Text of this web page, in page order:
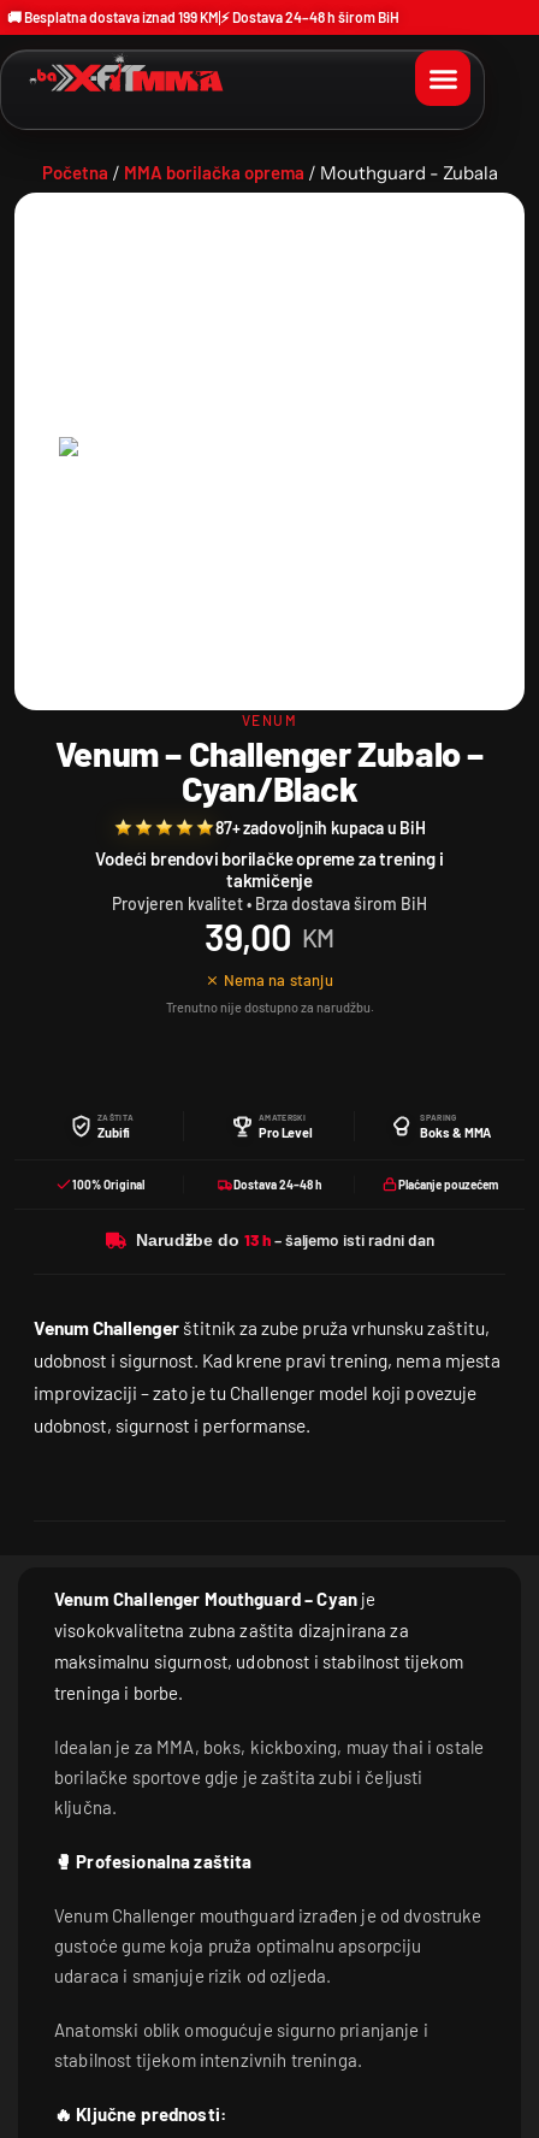
🚚 Besplatna dostava iznad 199 KM ⚡ Dostava 24–48 h širom BiH
VENUM
Venum – Challenger Zubalo –
Cyan/Black
87+ zadovoljnih kupaca u BiH
Vodeći brendovi borilačke opreme za trening i
takmičenje
Provjeren kvalitet • Brza dostava širom BiH
39,00 KM
⨯ Nema na stanju
ZAŠTITA
Zubifi
AMATERSKI
Pro Level
SPARING
Boks & MMA
100% Original Dostava 24–48 h Plaćanje pouzećem
Narudžbe do
Venum Challenger štitnik za zube pruža vrhunsku zaštitu,
udobnost i sigurnost. Kad krene pravi trening, nema mjesta
improvizaciji – zato je tu Challenger model koji povezuje
udobnost, sigurnost i performanse.
Početna / MMA borilačka oprema / Mouthguard - Zubala
Venum Challenger Mouthguard – Cyan je
visokokvalitetna zubna zaštita dizajnirana za
maksimalnu sigurnost, udobnost i stabilnost tijekom
treninga i borbe.
Idealan je za MMA, boks, kickboxing, muay thai i ostale
borilačke sportove gdje je zaštita zubi i čeljusti
ključna.
🥊 Profesionalna zaštita
Venum Challenger mouthguard izrađen je od dvostruke
gustoće gume koja pruža optimalnu apsorpciju
udaraca i smanjuje rizik od ozljeda.
Anatomski oblik omogućuje sigurno prianjanje i
stabilnost tijekom intenzivnih treninga.
🔥 Ključne prednosti: